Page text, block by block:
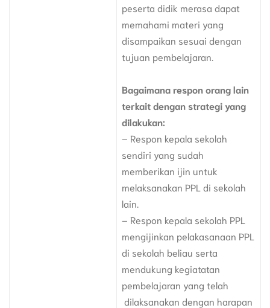
peserta didik merasa dapat
memahami materi yang
disampaikan sesuai dengan
tujuan pembelajaran.
Bagaimana respon orang lain
terkait dengan strategi yang
dilakukan:
– Respon kepala sekolah
sendiri yang sudah
memberikan ijin untuk
melaksanakan PPL di sekolah
lain.
– Respon kepala sekolah PPL
mengijinkan pelakasanaan PPL
di sekolah beliau serta
mendukung kegiatatan
pembelajaran yang telah
dilaksanakan dengan harapan